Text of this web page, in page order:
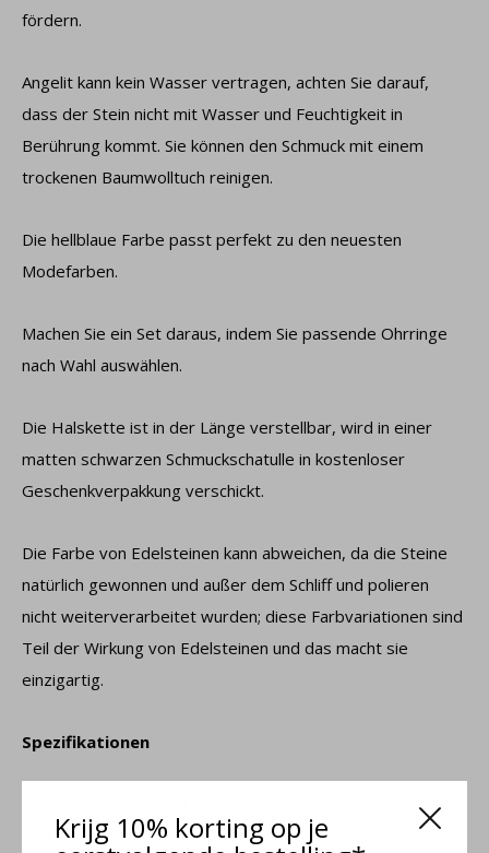
Krijg 10% korting op je
fördern.
Angelit kann kein Wasser vertragen, achten Sie darauf,
dass der Stein nicht mit Wasser und Feuchtigkeit in
Berührung kommt. Sie können den Schmuck mit einem
trockenen Baumwolltuch reinigen.
Die hellblaue Farbe passt perfekt zu den neuesten
Modefarben.
Machen Sie ein Set daraus, indem Sie passende Ohrringe
nach Wahl auswählen.
Die Halskette ist in der Länge verstellbar, wird in einer
matten schwarzen Schmuckschatulle in kostenloser
Geschenkverpakkung verschickt.
Die Farbe von Edelsteinen kann abweichen, da die Steine ​​
natürlich gewonnen und außer dem Schliff und polieren
nicht weiterverarbeitet wurden; diese Farbvariationen sind
Teil der Wirkung von Edelsteinen und das macht sie
einzigartig.
Spezifikationen
Breite der Kette: 1 mm